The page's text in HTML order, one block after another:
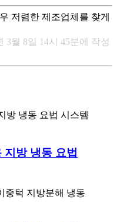
저렴한 제조업체를 찾게
3월 8일 14시 45분에 작성
지방 냉동 요법